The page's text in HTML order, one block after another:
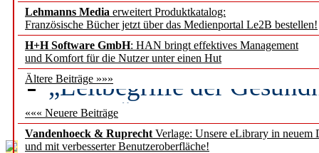
Lehmanns Media erweitert Produktkatalog:
Französische Bücher jetzt über das Medienportal Le2B bestellen!
H+H Software GmbH: HAN bringt effektives Management
und Komfort für die Nutzer unter einen Hut
Ältere Beiträge »»»
««« Neuere Beiträge
Vandenhoeck & Ruprecht Verlage: Unsere eLibrary in neuem
und mit verbesserter Benutzeroberfläche!
Künstliche Intelligenz
besser zu verstehen
„Leitbegriffe der
des BIÖG erscheinen